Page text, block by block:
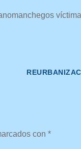
con *